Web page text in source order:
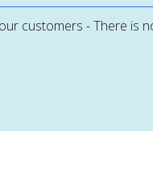
customers - There is